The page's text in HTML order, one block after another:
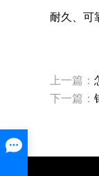
耐久、可
上一篇：
下一篇：